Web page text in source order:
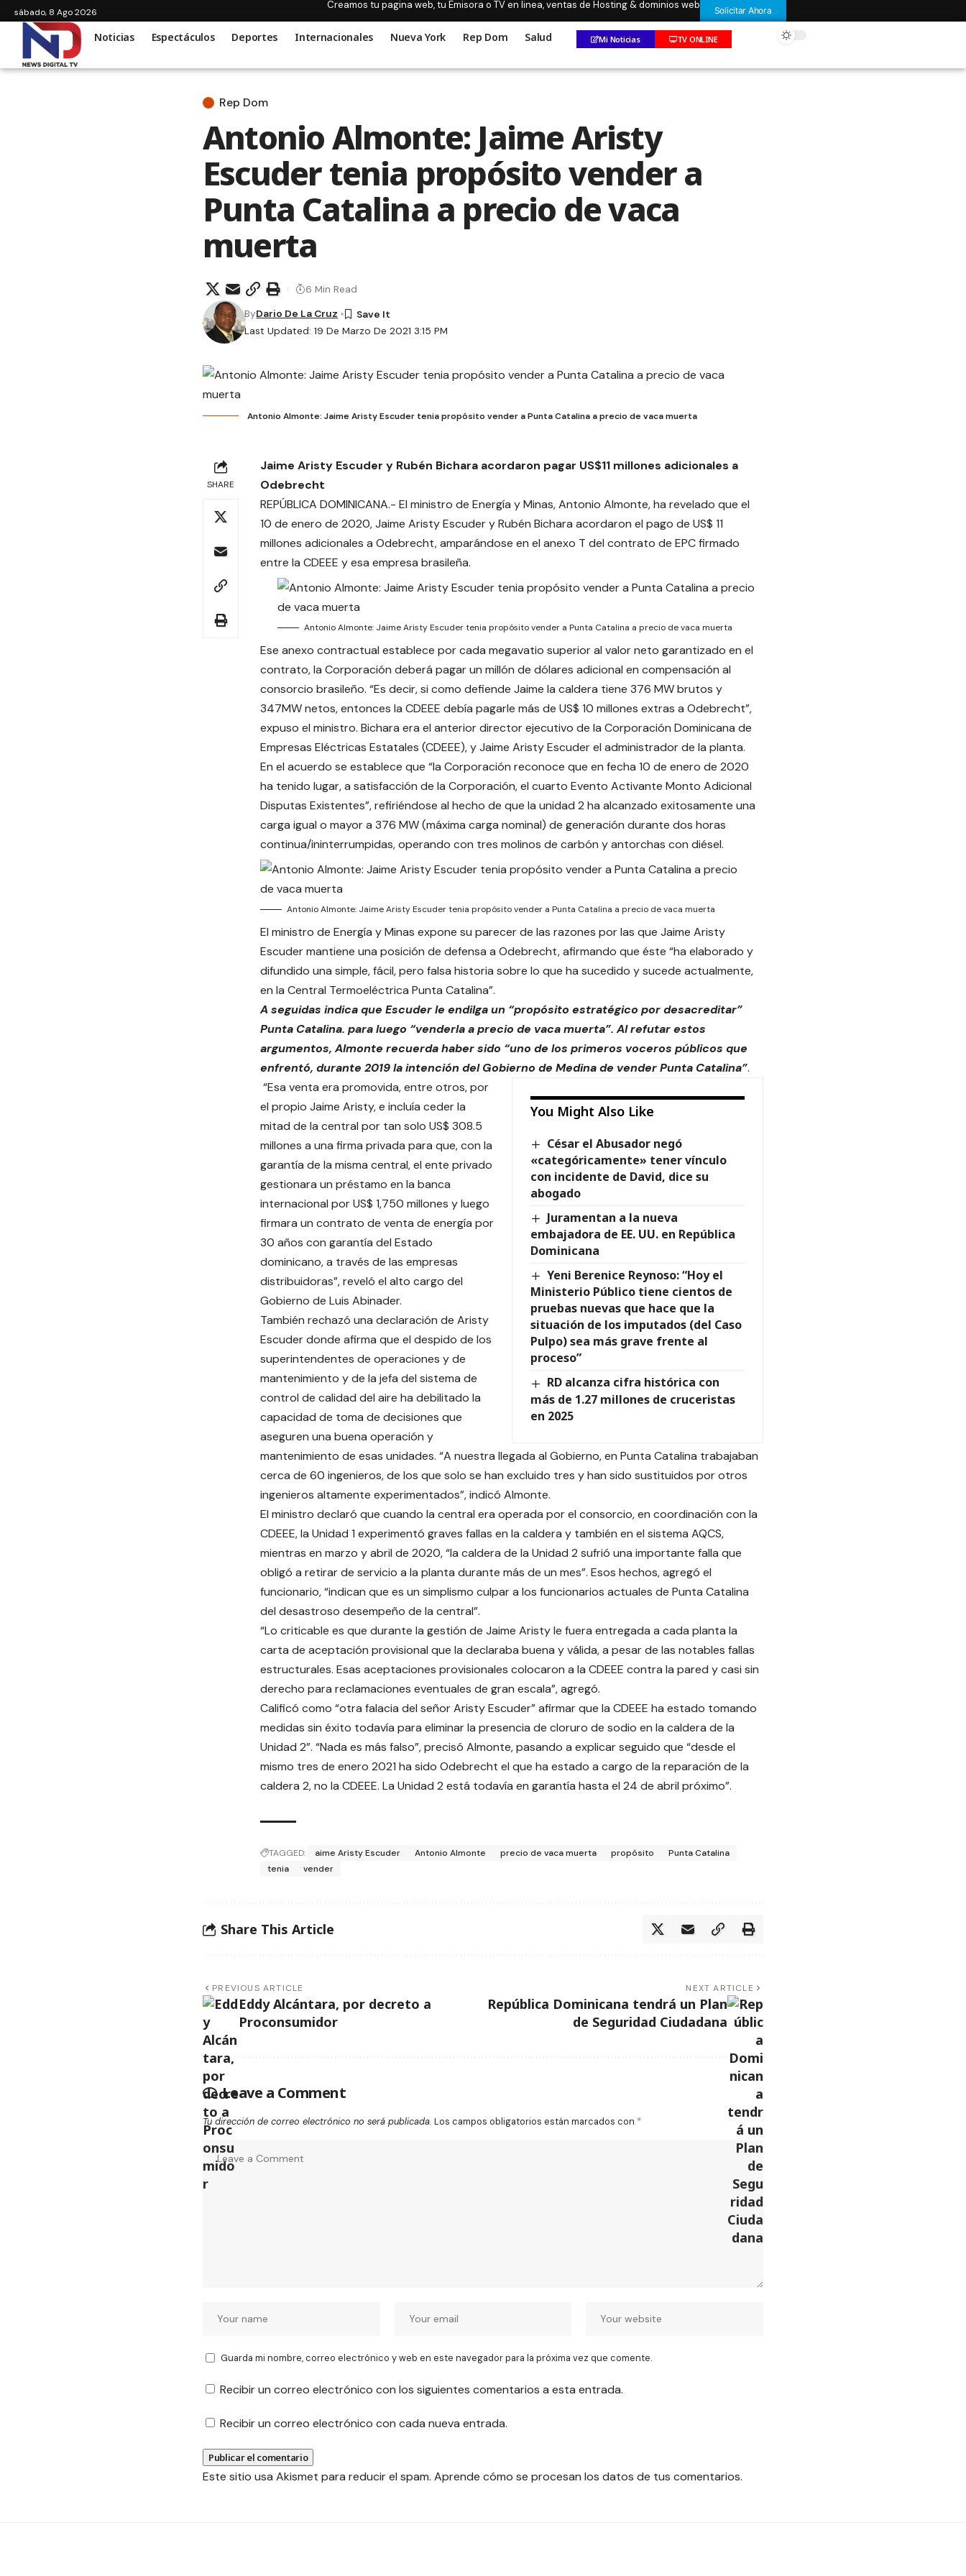
sábado, 8 Ago 2026
Creamos tu pagina web, tu Emisora o TV en linea, ventas de Hosting & dominios web Solicitar Ahora
Noticias Espectáculos Deportes Internacionales Nueva York Rep Dom Salud Mi Noticias TV ONLINE
Rep Dom
Antonio Almonte: Jaime Aristy
Escuder tenia propósito vender a
Punta Catalina a precio de vaca
muerta
Last Updated: 19 De Marzo De 2021 3:15 PM
ByDario De La Cruz
6 Min Read
Antonio Almonte: Jaime Aristy Escuder tenia propósito vender a Punta Catalina a precio de vaca muerta
SHARE
Jaime Aristy Escuder y Rubén Bichara acordaron pagar US$11 millones adicionales a
Odebrecht
REPÚBLICA DOMINICANA.- El ministro de Energía y Minas, Antonio Almonte, ha revelado que el
10 de enero de 2020, Jaime Aristy Escuder y Rubén Bichara acordaron el pago de US$ 11
millones adicionales a Odebrecht, amparándose en el anexo T del contrato de EPC firmado
entre la CDEEE y esa empresa brasileña.
Antonio Almonte: Jaime Aristy Escuder tenia propósito vender a Punta Catalina a precio de vaca muerta
Ese anexo contractual establece por cada megavatio superior al valor neto garantizado en el
contrato, la Corporación deberá pagar un millón de dólares adicional en compensación al
consorcio brasileño. “Es decir, si como defiende Jaime la caldera tiene 376 MW brutos y
347MW netos, entonces la CDEEE debía pagarle más de US$ 10 millones extras a Odebrecht”,
expuso el ministro. Bichara era el anterior director ejecutivo de la Corporación Dominicana de
Empresas Eléctricas Estatales (CDEEE), y Jaime Aristy Escuder el administrador de la planta.
En el acuerdo se establece que “la Corporación reconoce que en fecha 10 de enero de 2020
ha tenido lugar, a satisfacción de la Corporación, el cuarto Evento Activante Monto Adicional
Disputas Existentes”, refiriéndose al hecho de que la unidad 2 ha alcanzado exitosamente una
carga igual o mayor a 376 MW (máxima carga nominal) de generación durante dos horas
continua/ininterrumpidas, operando con tres molinos de carbón y antorchas con diésel.
Antonio Almonte: Jaime Aristy Escuder tenia propósito vender a Punta Catalina a precio de vaca muerta
El ministro de Energía y Minas expone su parecer de las razones por las que Jaime Aristy
Escuder mantiene una posición de defensa a Odebrecht, afirmando que éste “ha elaborado y
difundido una simple, fácil, pero falsa historia sobre lo que ha sucedido y sucede actualmente,
en la Central Termoeléctrica Punta Catalina”.
A seguidas indica que Escuder le endilga un “propósito estratégico por desacreditar”
Punta Catalina. para luego “venderla a precio de vaca muerta”. Al refutar estos
argumentos, Almonte recuerda haber sido “uno de los primeros voceros públicos que
enfrentó, durante 2019 la intención del Gobierno de Medina de vender Punta Catalina”.
You Might Also Like
César el Abusador negó
«categóricamente» tener vínculo
con incidente de David, dice su
abogado
Juramentan a la nueva
embajadora de EE. UU. en República
Dominicana
Yeni Berenice Reynoso: “Hoy el
Ministerio Público tiene cientos de
pruebas nuevas que hace que la
situación de los imputados (del Caso
Pulpo) sea más grave frente al
proceso”
RD alcanza cifra histórica con
más de 1.27 millones de cruceristas
en 2025
“Esa venta era promovida, entre otros, por
el propio Jaime Aristy, e incluía ceder la
mitad de la central por tan solo US$ 308.5
millones a una firma privada para que, con la
garantía de la misma central, el ente privado
gestionara un préstamo en la banca
internacional por US$ 1,750 millones y luego
firmara un contrato de venta de energía por
30 años con garantía del Estado
dominicano, a través de las empresas
distribuidoras”, reveló el alto cargo del
Gobierno de Luis Abinader.
También rechazó una declaración de Aristy
Escuder donde afirma que el despido de los
superintendentes de operaciones y de
mantenimiento y de la jefa del sistema de
control de calidad del aire ha debilitado la
capacidad de toma de decisiones que
aseguren una buena operación y
mantenimiento de esas unidades. “A nuestra llegada al Gobierno, en Punta Catalina trabajaban
cerca de 60 ingenieros, de los que solo se han excluido tres y han sido sustituidos por otros
ingenieros altamente experimentados”, indicó Almonte.
El ministro declaró que cuando la central era operada por el consorcio, en coordinación con la
CDEEE, la Unidad 1 experimentó graves fallas en la caldera y también en el sistema AQCS,
mientras en marzo y abril de 2020, “la caldera de la Unidad 2 sufrió una importante falla que
obligó a retirar de servicio a la planta durante más de un mes”. Esos hechos, agregó el
funcionario, “indican que es un simplismo culpar a los funcionarios actuales de Punta Catalina
del desastroso desempeño de la central”.
“Lo criticable es que durante la gestión de Jaime Aristy le fuera entregada a cada planta la
carta de aceptación provisional que la declaraba buena y válida, a pesar de las notables fallas
estructurales. Esas aceptaciones provisionales colocaron a la CDEEE contra la pared y casi sin
derecho para reclamaciones eventuales de gran escala”, agregó.
Calificó como “otra falacia del señor Aristy Escuder” afirmar que la CDEEE ha estado tomando
medidas sin éxito todavía para eliminar la presencia de cloruro de sodio en la caldera de la
Unidad 2”. “Nada es más falso”, precisó Almonte, pasando a explicar seguido que “desde el
mismo tres de enero 2021 ha sido Odebrecht el que ha estado a cargo de la reparación de la
caldera 2, no la CDEEE. La Unidad 2 está todavía en garantía hasta el 24 de abril próximo”.
TAGGED: aime Aristy Escuder Antonio Almonte precio de vaca muerta propósito
Punta Catalina
tenia
vender
Share This Article
PREVIOUS ARTICLE
Eddy Alcántara, por decreto a
Proconsumidor
NEXT ARTICLE
República Dominicana tendrá un Plan
de Seguridad Ciudadana
Leave a Comment
Tu dirección de correo electrónico no será publicada. Los campos obligatorios están marcados con *
Guarda mi nombre, correo electrónico y web en este navegador para la próxima vez que comente.
Recibir un correo electrónico con los siguientes comentarios a esta entrada.
Recibir un correo electrónico con cada nueva entrada.
Este sitio usa Akismet para reducir el spam. Aprende cómo se procesan los datos de tus comentarios.